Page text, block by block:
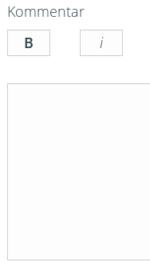
Kommentar